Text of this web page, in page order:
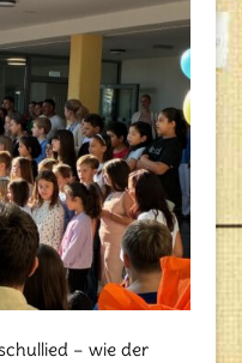
– wie der